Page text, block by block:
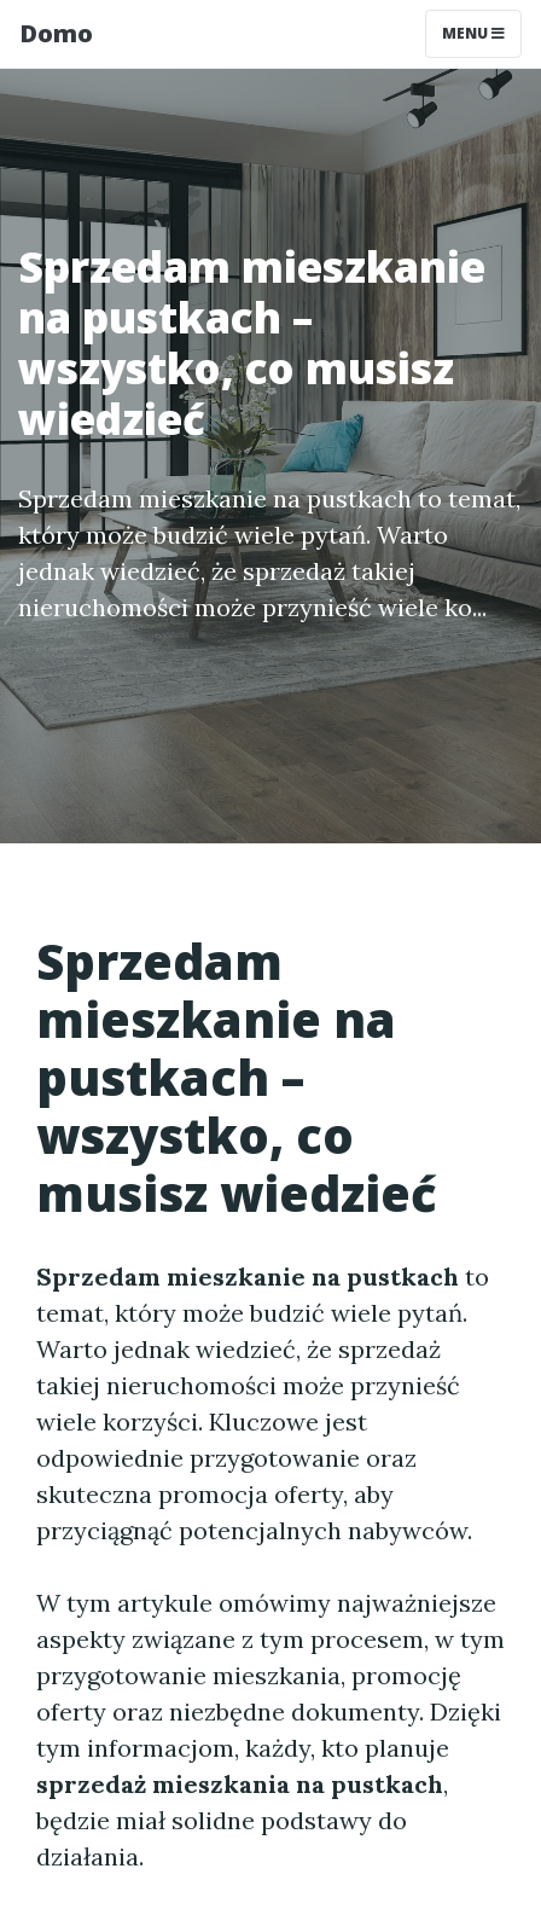
Domo MENU
Sprzedam mieszkanie
na pustkach –
wszystko, co musisz
wiedzieć
Sprzedam mieszkanie na pustkach to temat,
który może budzić wiele pytań. Warto
jednak wiedzieć, że sprzedaż takiej
nieruchomości może przynieść wiele ko...
Sprzedam
mieszkanie na
pustkach –
wszystko, co
musisz wiedzieć
Sprzedam mieszkanie na pustkach to
temat, który może budzić wiele pytań.
Warto jednak wiedzieć, że sprzedaż
takiej nieruchomości może przynieść
wiele korzyści. Kluczowe jest
odpowiednie przygotowanie oraz
skuteczna promocja oferty, aby
przyciągnąć potencjalnych nabywców.
W tym artykule omówimy najważniejsze
aspekty związane z tym procesem, w tym
przygotowanie mieszkania, promocję
oferty oraz niezbędne dokumenty. Dzięki
tym informacjom, każdy, kto planuje
sprzedaż mieszkania na pustkach,
będzie miał solidne podstawy do
działania.